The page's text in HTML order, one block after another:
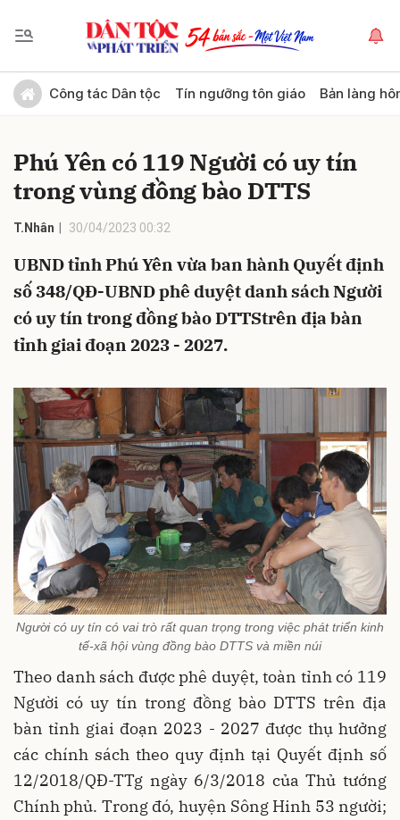
Công tác Dân tộc Tín ngưỡng tôn giáo Bản làng
Phú Yên có 119 Người có uy tín
trong vùng đồng bào DTTS
T.Nhân 30/04/2023 00:32
UBND tỉnh Phú Yên vừa ban hành Quyết định
số 348/QĐ-UBND phê duyệt danh sách Người
có uy tín trong đồng bào DTTStrên địa bàn
tỉnh giai đoạn 2023 - 2027.
Người có uy tín có vai trò rất quan trọng trong việc phát triển kinh
tế-xã hội vùng đồng bào DTTS và miền núi
Theo danh sách được phê duyệt, toàn tỉnh có 119
Người có uy tín trong đồng bào DTTS trên địa
bàn tỉnh giai đoạn 2023 - 2027 được thụ hưởng
các chính sách theo quy định tại Quyết định số
12/2018/QĐ-TTg ngày 6/3/2018 của Thủ tướng
Chính phủ. Trong đó, huyện Sông Hinh 53 người;
Gửi bình luận
Hủy Gửi